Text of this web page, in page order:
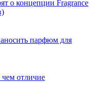
о концепции Fragrance
парфюм для
отличие